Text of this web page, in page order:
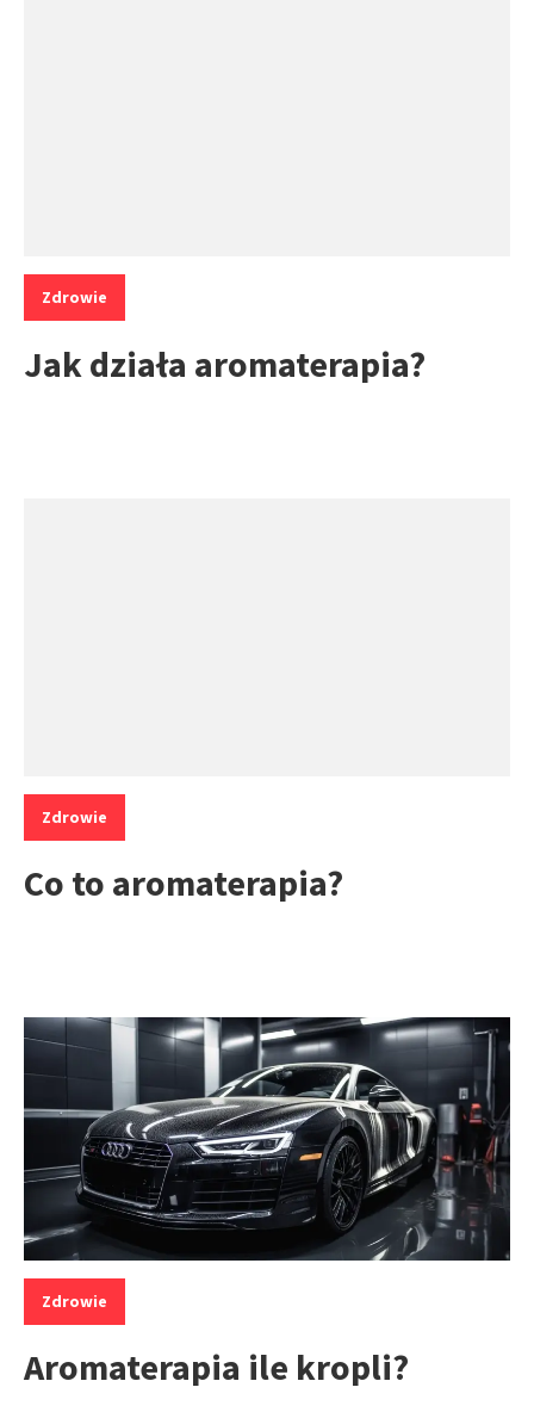
Kategorie:
Zdrowie
Jak działa aromaterapia?
Kategorie:
Zdrowie
Co to aromaterapia?
Kategorie:
Zdrowie
Aromaterapia ile kropli?